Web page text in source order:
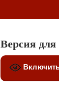
Версия